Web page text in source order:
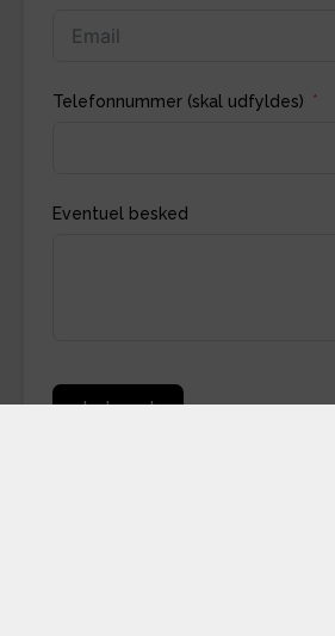
Telefonnummer (skal udfyldes)
Eventuel besked
Indsend